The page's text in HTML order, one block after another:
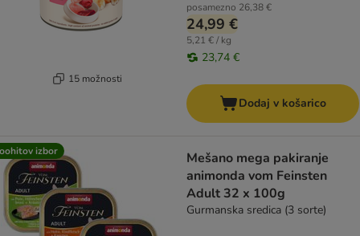
15 možnosti
posamezno 26,38 €
24,99 €
5,21 € / kg
23,74 €
Dodaj v košarico
izbor
Mešano mega pakiranje
animonda vom Feinsten
Adult 32 x 100g
Gurmanska sredica (3 sorte)